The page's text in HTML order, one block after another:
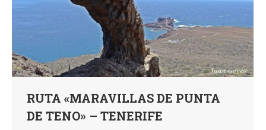
RUTA «MARAVILLAS DE PUNTA
DE TENO» – TENERIFE